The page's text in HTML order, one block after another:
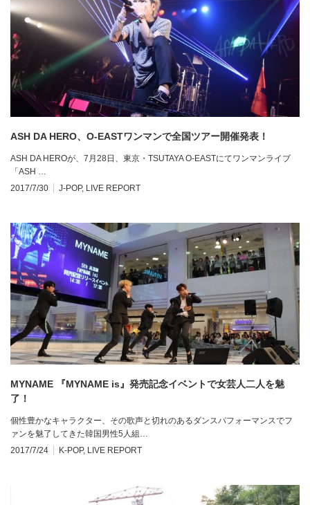
ASH DA HERO、O-EASTワンマンで全国ツアー開催発表！
ASH DA HEROが、7月28日、東京・TSUTAYA O-EASTにてワンマンライブ
「ASH …
2017/7/30
J-POP, LIVE REPORT
MYNAME 『MYNAME is』発売記念イベントで女芸人二人を魅
了！
個性豊かなキャラクター、その歌声と切れのあるダンスパフォーマンスでフ
ァンを魅了してきた韓国男性5人組…
2017/7/24
K-POP, LIVE REPORT